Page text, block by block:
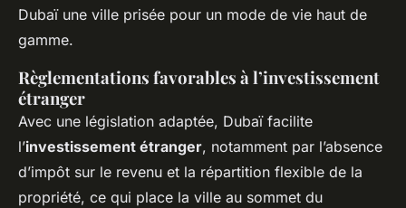
Dubaï une ville prisée pour un mode de vie haut de
gamme.
Règlementations favorables à l’investissement
étranger
Avec une législation adaptée, Dubaï facilite
l’investissement étranger, notamment par l’absence
d’impôt sur le revenu et la répartition flexible de la
propriété, ce qui place la ville au sommet du